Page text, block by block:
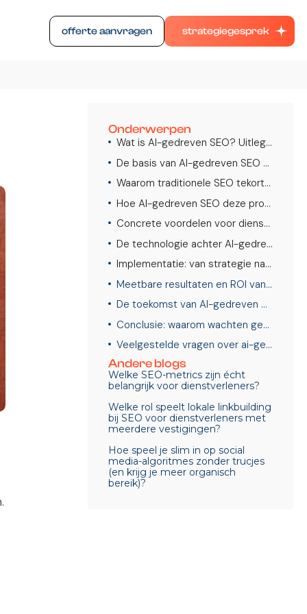
offerte aanvragen strategiegesprek
Onderwerpen
Wat is AI-gedreven SEO? Uitleg en voordelen voor dienstverleners
De basis van AI-gedreven SEO uitgelegd
Waarom traditionele SEO tekortschiet voor dienstverleners
Hoe AI-gedreven SEO deze problemen oplost
Concrete voordelen voor dienstverlenende bedrijven
De technologie achter AI-gedreven SEO
Implementatie: van strategie naar resultaat
Meetbare resultaten en ROI van AI-gedreven SEO
De toekomst van AI-gedreven SEO
Conclusie: waarom wachten geen optie is
Veelgestelde vragen over ai-gedreven seo? uitleg en voordelen voor dienstverleners
Andere blogs
Welke SEO-metrics zijn écht
belangrijk voor dienstverleners?
Welke rol speelt lokale linkbuilding
bij SEO voor dienstverleners met
meerdere vestigingen?
Hoe speel je slim in op social
media-algoritmes zonder trucjes
(en krijg je meer organisch
bereik)?